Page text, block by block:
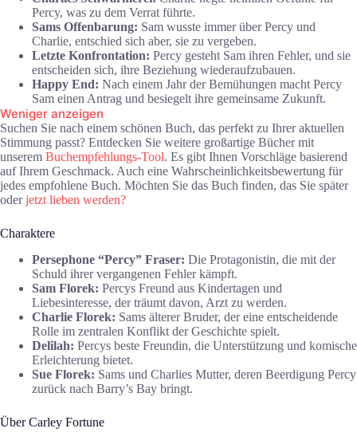
Percy, was zu dem Verrat führte.
Sams Offenbarung: Sam wusste immer über Percy und
Charlie, entschied sich aber, sie zu vergeben.
Letzte Konfrontation: Percy gesteht Sam ihren Fehler, und sie
entscheiden sich, ihre Beziehung wiederaufzubauen.
Happy End: Nach einem Jahr der Bemühungen macht Percy
Sam einen Antrag und besiegelt ihre gemeinsame Zukunft.
Weniger anzeigen
Suchen Sie nach einem schönen Buch, das perfekt zu Ihrer aktuellen
Stimmung passt? Entdecken Sie weitere großartige Bücher mit
unserem Buchempfehlungs-Tool. Es gibt Ihnen Vorschläge basierend
auf Ihrem Geschmack. Auch eine Wahrscheinlichkeitsbewertung für
jedes empfohlene Buch. Möchten Sie das Buch finden, das Sie später
oderjetzt lieben werden?
Charaktere
Persephone “Percy” Fraser: Die Protagonistin, die mit der
Schuld ihrer vergangenen Fehler kämpft.
Sam Florek: Percys Freund aus Kindertagen und
Liebesinteresse, der träumt davon, Arzt zu werden.
Charlie Florek: Sams älterer Bruder, der eine entscheidende
Rolle im zentralen Konflikt der Geschichte spielt.
Delilah: Percys beste Freundin, die Unterstützung und komische
Erleichterung bietet.
Sue Florek: Sams und Charlies Mutter, deren Beerdigung Percy
zurück nach Barry’s Bay bringt.
Über Carley Fortune